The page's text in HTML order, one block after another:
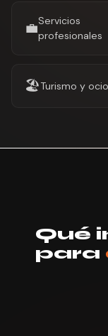
💼Servicios
profesionales
🏖️Turismo y ocio
Qué
para